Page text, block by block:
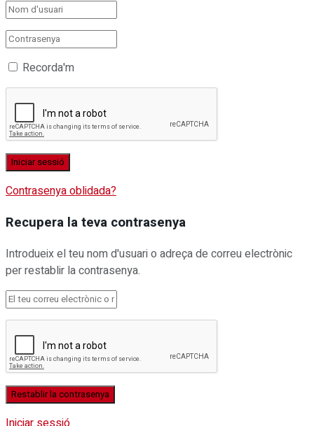
Recorda'm
Contrasenya oblidada?
Recupera la teva contrasenya
Introdueix el teu nom d'usuari o adreça de correu electrònic
per restablir la contrasenya.